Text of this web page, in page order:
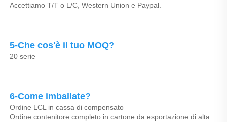
Accettiamo T/T o L/C, Western Union e Paypal.
5-Che cos'è il tuo MOQ?
20 serie
6-Come imballate?
Ordine LCL in cassa di compensato
Ordine contenitore completo in cartone da esportazione di alta